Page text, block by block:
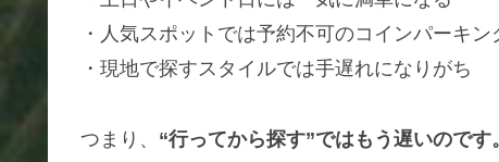
・人気スポットでは予約不可のコインパーキン
・現地で探すスタイルでは手遅れになりがち
つまり、 “行ってから探す”ではもう遅いのです。